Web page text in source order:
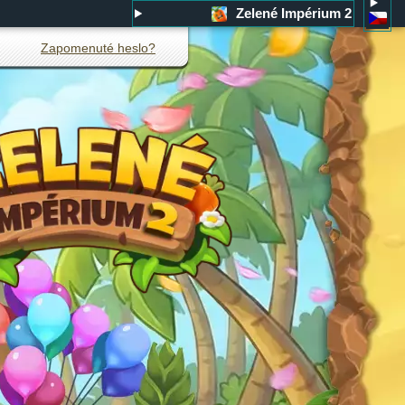
Zelené Impérium 2
Zapomenuté heslo?